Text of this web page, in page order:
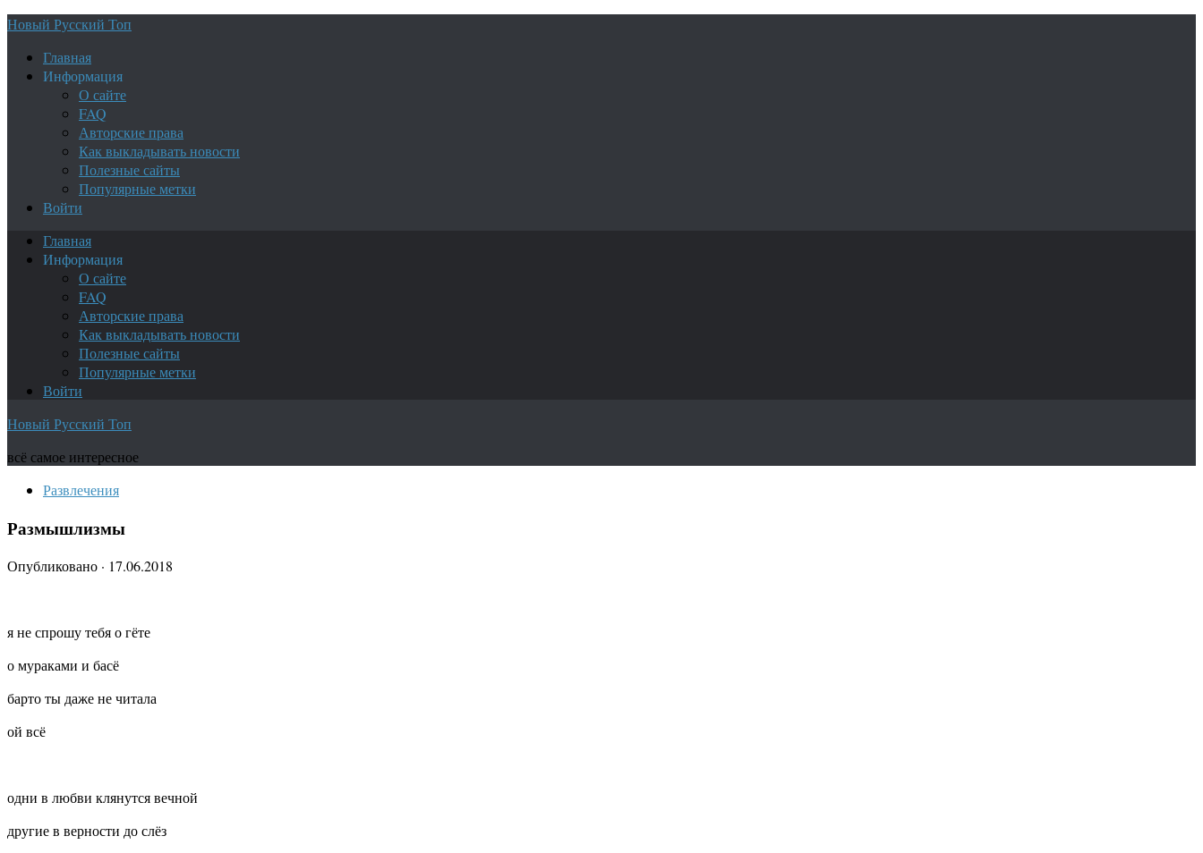
Новый Русский Топ
Главная
Информация
О сайте
FAQ
Авторские права
Как выкладывать новости
Полезные сайты
Популярные метки
Войти
Главная
Информация
О сайте
FAQ
Авторские права
Как выкладывать новости
Полезные сайты
Популярные метки
Войти
Новый Русский Топ
всё самое интересное
Развлечения
Размышлизмы
Опубликовано · 17.06.2018
я не спрошу тебя о гёте
о мураками и басё
барто ты даже не читала
ой всё
одни в любви клянутся вечной
другие в верности до слёз